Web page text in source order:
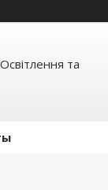
та